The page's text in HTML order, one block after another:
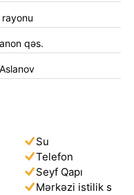
qəs.
Su
Telefon
Seyf Qapı
Mərkəzi istilik s